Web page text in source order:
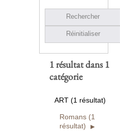
Rechercher
Réinitialiser
1 résultat dans 1
catégorie
ART (1 résultat)
Romans (1
résultat)